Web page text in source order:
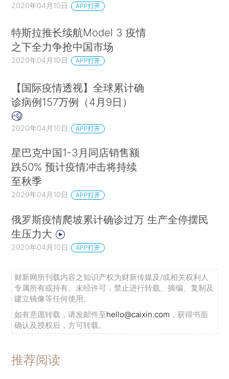
2020年04月10日 APP打开
特斯拉推长续航Model 3 疫情
之下全力争抢中国市场
2020年04月10日 APP打开
【国际疫情透视】全球累计确
诊病例157万例（4月9日）
2020年04月10日 APP打开
星巴克中国1-3月同店销售额
跌50% 预计疫情冲击将持续
至秋季
2020年04月10日 APP打开
俄罗斯疫情爬坡累计确诊过万 生产全停摆民
生压力大
2020年04月10日 APP打开
财新网所刊载内容之知识产权为财新传媒及/或相关权利人
专属所有或持有。未经许可，禁止进行转载、摘编、复制及
建立镜像等任何使用。
如有意愿转载，请发邮件至hello@caixin.com ，获得书面
确认及授权后，方可转载。
推荐阅读